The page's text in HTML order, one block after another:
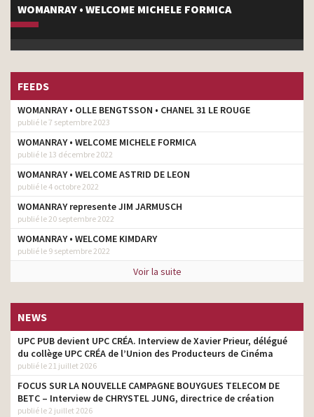
WOMANRAY • WELCOME MICHELE FORMICA
FEEDS
WOMANRAY • OLLE BENGTSSON • CHANEL 31 LE ROUGE
publié le 7 septembre 2023
WOMANRAY • WELCOME MICHELE FORMICA
publié le 13 décembre 2022
WOMANRAY • WELCOME ASTRID DE LEON
publié le 4 octobre 2022
WOMANRAY represente JIM JARMUSCH
publié le 20 septembre 2022
WOMANRAY • WELCOME KIMDARY
publié le 9 septembre 2022
Voir la suite
NEWS
UPC PUB devient UPC CRÉA. Interview de Xavier Prieur, délégué
du collège UPC CRÉA de l’Union des Producteurs de Cinéma
publié le 21 juillet 2026
FOCUS SUR LA NOUVELLE CAMPAGNE BOUYGUES TELECOM DE
BETC – Interview de CHRYSTEL JUNG, directrice de création
publié le 2 juillet 2026